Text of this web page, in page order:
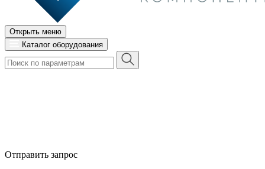
Открыть меню
Каталог оборудования
Отправить запрос